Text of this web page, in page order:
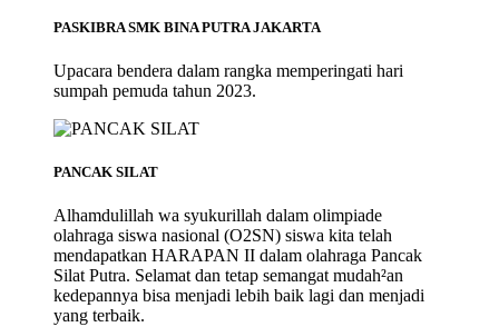
PASKIBRA SMK BINA PUTRA JAKARTA
Upacara bendera dalam rangka memperingati hari
sumpah pemuda tahun 2023.
PANCAK SILAT
Alhamdulillah wa syukurillah dalam olimpiade
olahraga siswa nasional (O2SN) siswa kita telah
mendapatkan HARAPAN II dalam olahraga Pancak
Silat Putra. Selamat dan tetap semangat mudah²an
kedepannya bisa menjadi lebih baik lagi dan menjadi
yang terbaik.